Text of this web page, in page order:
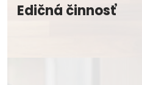
Edičná činnosť